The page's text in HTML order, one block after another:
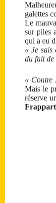
galettes
Le
sur piles
qui a eu
« Je sais
du fait de
« Contre
Mais le
réserve
Frappart